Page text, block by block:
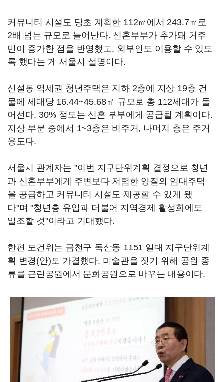
커뮤니티 시설도 당초 계획한 112㎡에서 243.7㎡로
2배 넘는 규모로 늘어난다. 신혼부부가 추가돼 거주
민이 증가한 점을 반영했고, 외부인도 이용할 수 있도
록 했다는 게 서울시 설명이다.
신설동 역세권 청년주택은 지하 2층에 지상 19층 건
물에 세대당 16.44~45.68㎡ 규모로 총 112세대가 들
어선다. 30% 정도는 신혼 부부에게 공급될 계획이다.
지상 부분 중에서 1~3층은 비주거, 나머지 층은 주거
용도다.
서울시 관계자는 "이번 지구단위계획 결정으로 청년
과 신혼부부에게 주변보다 저렴한 양질의 임대주택
을 공급하고 커뮤니티 시설도 제공할 수 있게 됐
다"며 "청년층 유입과 더불어 지역경제 활성화에도
일조할 것"이라고 기대했다.
한편 도건위는 금천구 독산동 1151 일대 지구단위계
획 변경(안)도 가결했다. 미술관을 짓기 위해 공원 종
류를 근린공원에서 문화공원으로 바꾸는 내용이다.